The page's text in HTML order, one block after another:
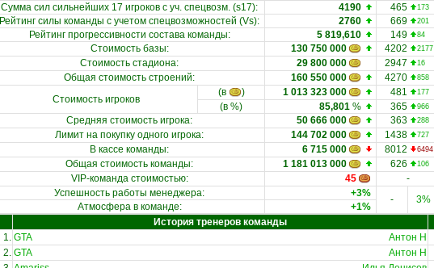
Сумма сил сильнейших 17 игроков с уч. спецвозм. (s17): 4190 173
465
Рейтинг силы команды с учетом спецвозможностей (Vs): 2760 201
669
Рейтинг прогрессивности состава команды: 5 819,610 84
149
Стоимость базы: 130 750 000 2177
4202
Стоимость стадиона: 29 800 000 16
2947
Общая стоимость строений: 160 550 000 858
4270
Стоимость игроков
(в ) 1 013 323 000 177
481
(в %)
85,801 % 966
365
Средняя стоимость игрока: 50 666 000 288
363
Лимит на покупку одного игрока: 144 702 000 727
1438
В кассе команды: 6 715 000 6494
8012
Общая стоимость команды: 1 181 013 000 106
626
VIP-команда стоимостью:
45 -
Успешность работы менеджера:
+3%
- 3%
Атмосфера в команде:
+1%
История тренеров команды
1. GTA Антон Н
2. GTA Антон Н